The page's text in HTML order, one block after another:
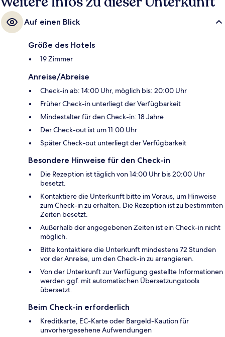
Auf einen Blick
Größe des Hotels
19 Zimmer
Anreise/Abreise
Check-in ab: 14:00 Uhr, möglich bis: 20:00 Uhr
Früher Check-in unterliegt der Verfügbarkeit
Mindestalter für den Check-in: 18 Jahre
Der Check-out ist um 11:00 Uhr
Später Check-out unterliegt der Verfügbarkeit
Besondere Hinweise für den Check-in
Die Rezeption ist täglich von 14:00 Uhr bis 20:00 Uhr
besetzt.
Kontaktiere die Unterkunft bitte im Voraus, um Hinweise
zum Check-in zu erhalten. Die Rezeption ist zu bestimmten
Zeiten besetzt.
Außerhalb der angegebenen Zeiten ist ein Check-in nicht
möglich.
Bitte kontaktiere die Unterkunft mindestens 72 Stunden
vor der Anreise, um den Check-in zu arrangieren.
Von der Unterkunft zur Verfügung gestellte Informationen
werden ggf. mit automatischen Übersetzungstools
übersetzt.
Beim Check-in erforderlich
Kreditkarte, EC-Karte oder Bargeld-Kaution für
unvorhergesehene Aufwendungen